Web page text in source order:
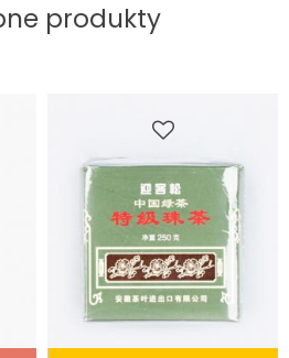
produkty